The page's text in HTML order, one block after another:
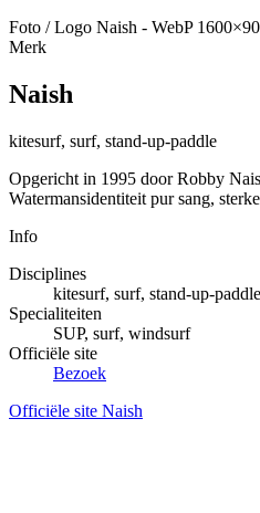
Foto / Logo Naish - WebP
Merk
Naish
kitesurf, surf, stand-up-paddle
Opgericht in 1995 door Robby
Watermansidentiteit pur sang,
Info
Disciplines
kitesurf, surf, stand-up-paddle
Specialiteiten
SUP, surf, windsurf
Officiële site
Bezoek
Officiële site Naish